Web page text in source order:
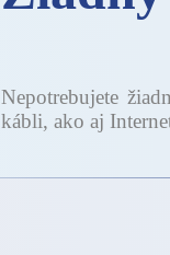
Nepotrebujete
kábli, ako aj